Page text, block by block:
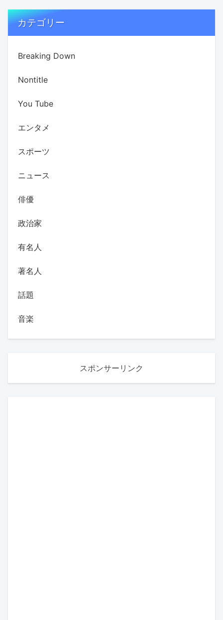
カテゴリー
Breaking Down
Nontitle
You Tube
エンタメ
スポーツ
ニュース
俳優
政治家
有名人
著名人
話題
音楽
スポンサーリンク